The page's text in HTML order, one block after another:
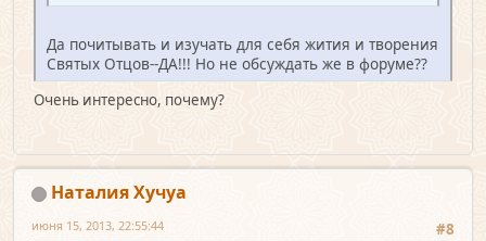
Да почитывать и изучать для себя жития и творения
Святых Отцов--ДА!!! Но не обсуждать же в форуме??
Очень интересно, почему?
Наталия Хучуа
#8
июня 15, 2013, 22:55:44